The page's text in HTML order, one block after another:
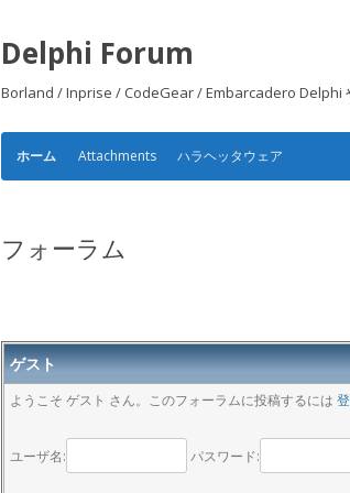
Delphi Forum
Borland / Inprise / CodeGear / Embarcadero Delphi
ホーム Attachments ハラヘッタウェア
フォーラム
ゲスト
ようこそ ゲスト さん。このフォーラムに投稿するには
ユーザ名: パスワード: